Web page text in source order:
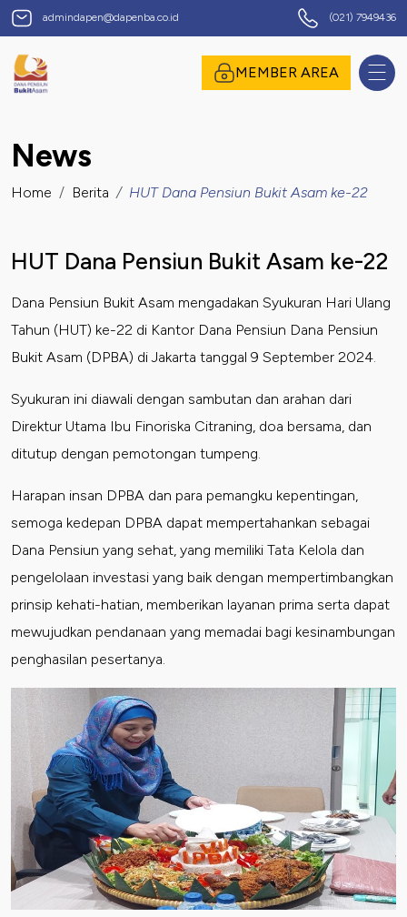
Dana Pensiun Bukit Asam
admindapen@dapenba.co.id (021) 7949436
MEMBER AREA
Induk Pegawai
News
Home Berita HUT Dana Pensiun Bukit Asam ke-22
HUT Dana Pensiun Bukit Asam ke-22
Dana Pensiun Bukit Asam mengadakan Syukuran Hari Ulang
Tahun (HUT) ke-22 di Kantor Dana Pensiun Dana Pensiun
Bukit Asam (DPBA) di Jakarta tanggal 9 September 2024.
Syukuran ini diawali dengan sambutan dan arahan dari
Direktur Utama Ibu Finoriska Citraning, doa bersama, dan
ditutup dengan pemotongan tumpeng.
Harapan insan DPBA dan para pemangku kepentingan,
semoga kedepan DPBA dapat mempertahankan sebagai
Dana Pensiun yang sehat, yang memiliki Tata Kelola dan
pengelolaan investasi yang baik dengan mempertimbangkan
prinsip kehati-hatian, memberikan layanan prima serta dapat
mewujudkan pendanaan yang memadai bagi kesinambungan
penghasilan pesertanya.